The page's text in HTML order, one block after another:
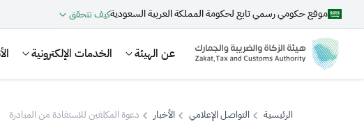
موقع حكومي رسمي تابع لحكومة المملكة العربية السعوديةكيف تتحقق
عن الهيئة الخدمات الإلكترونية
الرئيسية التواصل الإعلامي الأخبار دعوة المكلفين للاستفادة من المبادرة